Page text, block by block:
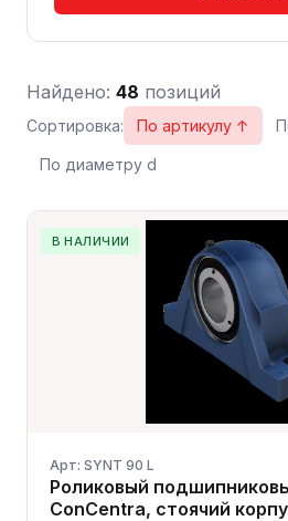
Найдено: 48 позиций
Сортировка: По артикулу ↑
По диаметру d
В НАЛИЧИИ
Арт: SYNT 90 L
Роликовый
ConCentra, стоячий